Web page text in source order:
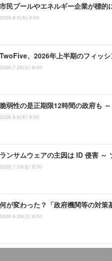
市民プールやエネルギー企業が標
2026.8.6(木) 8:00
TwoFive、2026年上半期のフィッ
2026.7.28(火) 8:00
脆弱性の是正期限12時間の政府も
2026.8.6(木) 8:00
ランサムウェアの主因は ID 侵害 ～
2026.7.24(金) 8:00
何が変わった？「政府機関等の対
2026.6.29(月) 8:00